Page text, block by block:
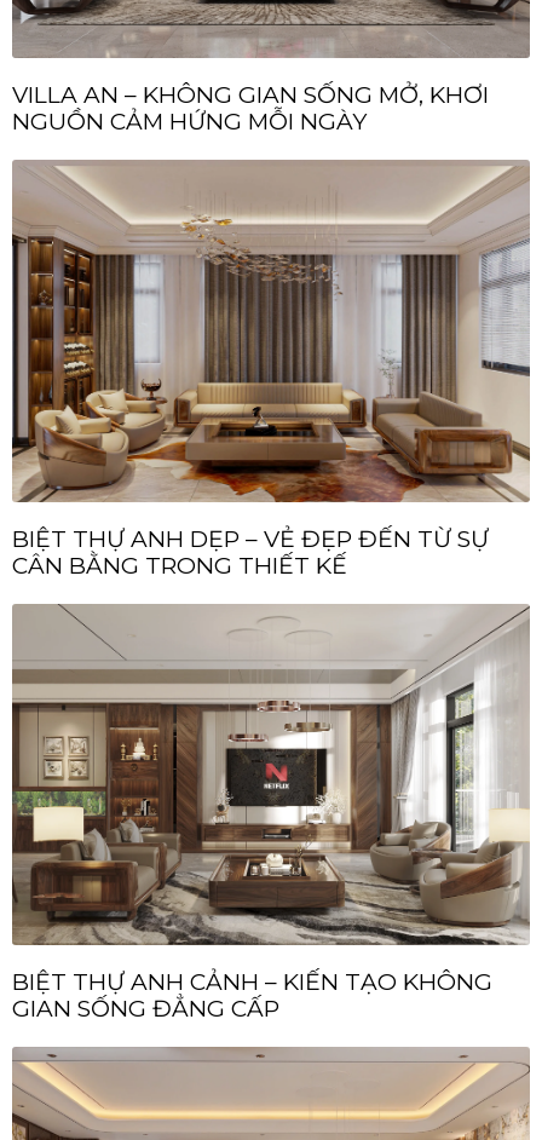
VILLA AN – KHÔNG GIAN SỐNG MỞ, KHƠI
NGUỒN CẢM HỨNG MỖI NGÀY
BIỆT THỰ ANH DẸP – VẺ ĐẸP ĐẾN TỪ SỰ
CÂN BẰNG TRONG THIẾT KẾ
BIỆT THỰ ANH CẢNH – KIẾN TẠO KHÔNG
GIAN SỐNG ĐẲNG CẤP